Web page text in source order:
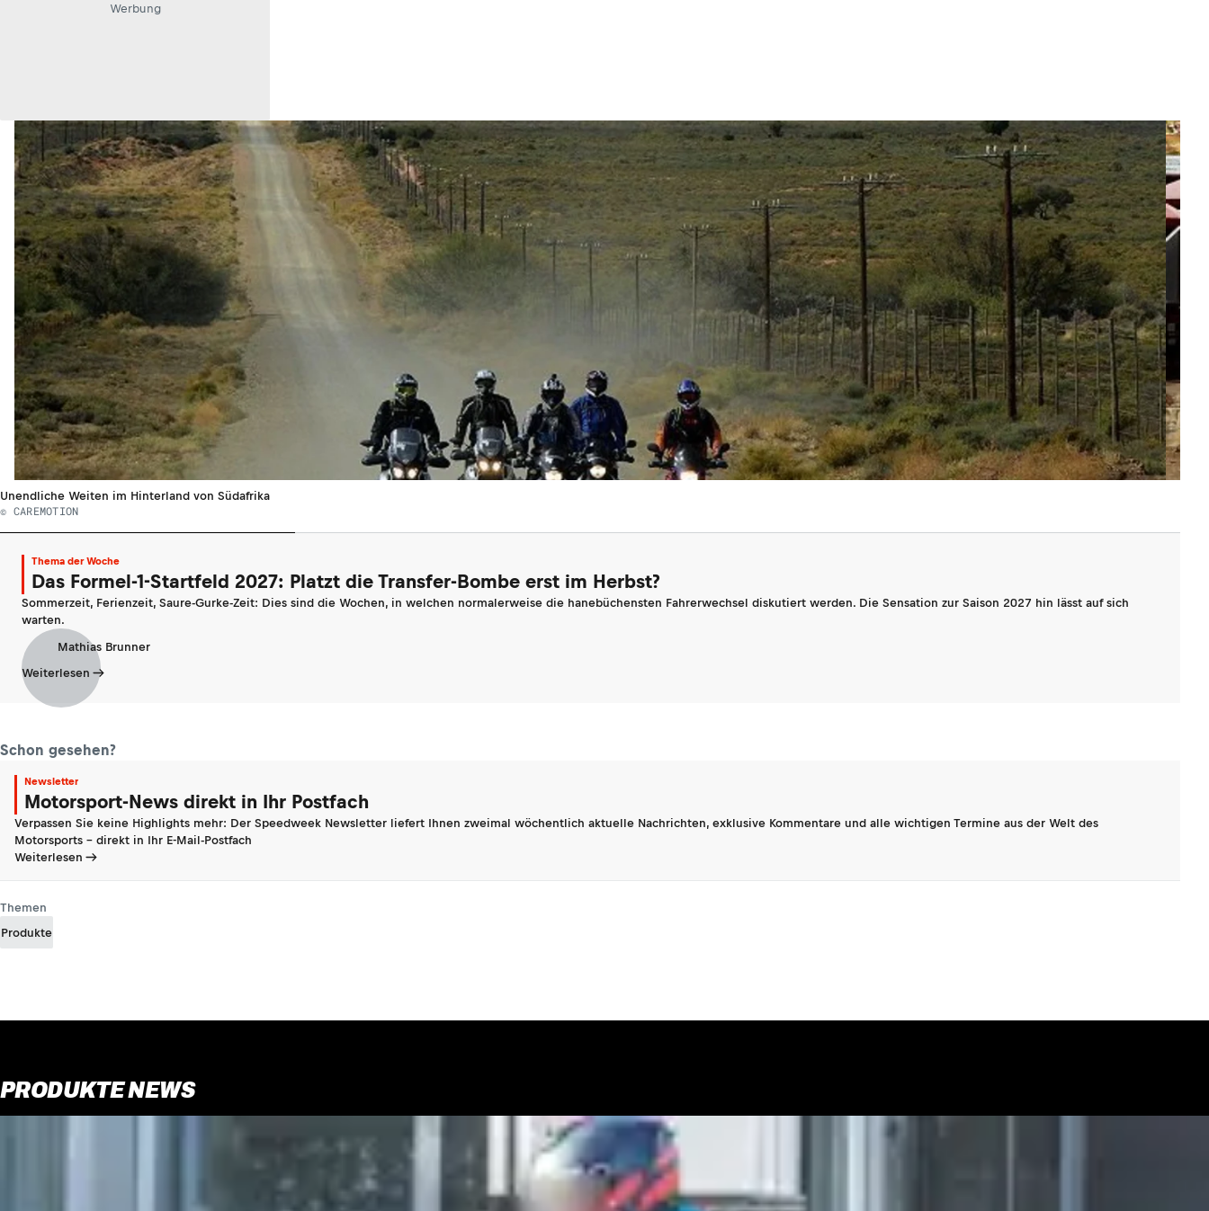
Werbung
Unendliche Weiten im Hinterland von Südafrika
© CAREMOTION
Thema der Woche
Das Formel-1-Startfeld 2027: Platzt die Transfer-Bombe erst im Herbst?
Sommerzeit, Ferienzeit, Saure-Gurke-Zeit: Dies sind die Wochen, in welchen normalerweise die hanebüchensten Fahrerwechsel diskutiert werden. Die Sensation zur Saison 2027 hin lässt auf sich
warten.
Mathias Brunner
Weiterlesen
Schon gesehen?
Newsletter
Motorsport-News direkt in Ihr Postfach
Verpassen Sie keine Highlights mehr: Der Speedweek Newsletter liefert Ihnen zweimal wöchentlich aktuelle Nachrichten, exklusive Kommentare und alle wichtigen Termine aus der Welt des
Motorsports - direkt in Ihr E-Mail-Postfach
Weiterlesen
Themen
Produkte
PRODUKTE NEWS